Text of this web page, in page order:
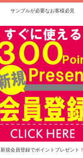
サンプルが必要なお客様必見
新規会員登録でポイントプレゼント！